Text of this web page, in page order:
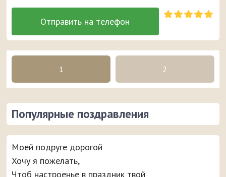
1 2
Популярные поздравления
Моей подруге дорогой
Хочу я пожелать,
Чтоб настроенье в праздник твой